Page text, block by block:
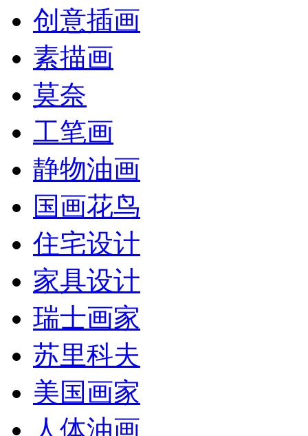
创意插画
素描画
莫奈
工笔画
静物油画
国画花鸟
住宅设计
家具设计
瑞士画家
苏里科夫
美国画家
人体油画